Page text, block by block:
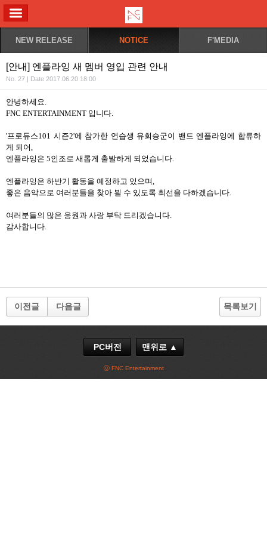
NEW RELEASE NOTICE F'MEDIA
[안내] 엔플라잉 새 멤버 영입 관련 안내
No. 27 | Date 2017.06.20 18:00
안녕하세요.
FNC ENTERTAINMENT 입니다.
'프로듀스101 시즌2'에 참가한 연습생 유회승군이 밴드 엔플라잉에 합류하
게 되어,
엔플라잉은 5인조로 새롭게 출발하게 되었습니다.
엔플라잉은 하반기 활동을 예정하고 있으며,
좋은 음악으로 여러분들을 찾아 뵐 수 있도록 최선을 다하겠습니다.
여러분들의 많은 응원과 사랑 부탁 드리겠습니다.
감사합니다.
이전글 다음글 목록보기
PC버전 맨위로 ▲
ⓒ FNC Entertainment